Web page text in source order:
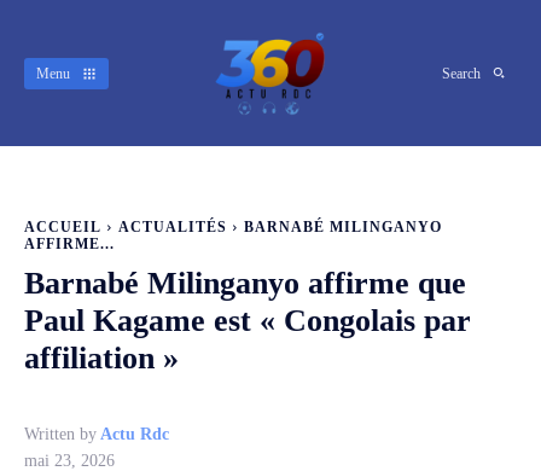
Menu Search
ACCUEIL ACTUALITÉS
BARNABÉ MILINGANYO
AFFIRME...
Barnabé Milinganyo affirme que
Paul Kagame est « Congolais par
affiliation »
Written by Actu Rdc
mai 23, 2026